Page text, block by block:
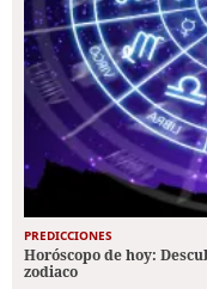
PREDICCIONES
Horóscopo de hoy:
zodiaco